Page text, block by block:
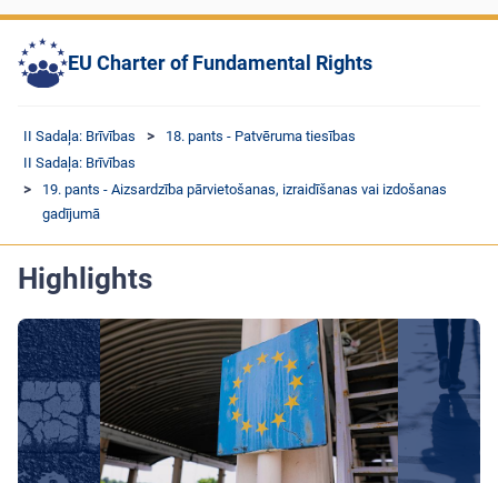
EU Charter of Fundamental Rights
II Sadaļa: Brīvības
18. pants - Patvēruma tiesības
II Sadaļa: Brīvības
19. pants - Aizsardzība pārvietošanas, izraidīšanas vai izdošanas
gadījumā
Highlights